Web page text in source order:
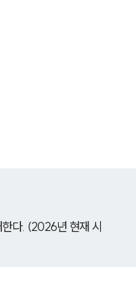
다. (2026년 현재 시